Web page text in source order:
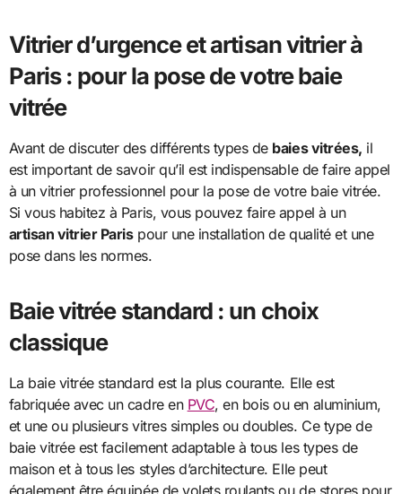
Vitrier d’urgence et artisan vitrier à
Paris : pour la pose de votre baie
vitrée
Avant de discuter des différents types de baies vitrées, il
est important de savoir qu’il est indispensable de faire appel
à un vitrier professionnel pour la pose de votre baie vitrée.
Si vous habitez à Paris, vous pouvez faire appel à un
artisan vitrier Parispour une installation de qualité et une
pose dans les normes.
Baie vitrée standard : un choix
classique
La baie vitrée standard est la plus courante. Elle est
fabriquée avec un cadre en PVC, en bois ou en aluminium,
et une ou plusieurs vitres simples ou doubles. Ce type de
baie vitrée est facilement adaptable à tous les types de
maison et à tous les styles d’architecture. Elle peut